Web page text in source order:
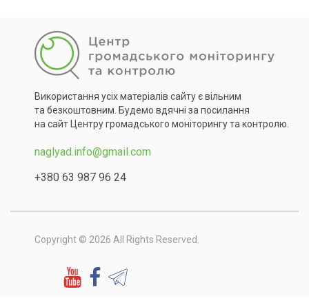
Використання усіх матеріалів сайту є вільним
та безкоштовним. Будемо вдячні за посилання
на сайт Центру громадського моніторингу та контролю.
naglyad.info@gmail.com
+380 63 987 96 24
Copyright © 2026 All Rights Reserved.